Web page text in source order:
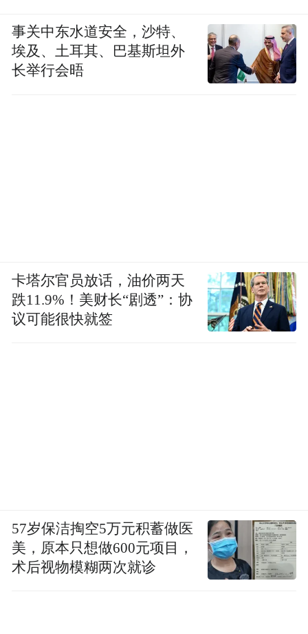
全球排名中位列第17，这进一步凸显了Li先生在医学人工智能领域
的权威地位和学术影响力。这一排名可在谷歌学术的存档查询中得
“特别声明：以上作品内容(包括在内的视频、图片或音
频)为凤凰网旗下自媒体平台“大风号”用户上传并发
布，本平台仅提供信息存储空间服务。
Notice: The content above (including the videos,
事关中东水道安全，沙特、
埃及、土耳其、巴基斯坦外
长举行会晤
卡塔尔官员放话，油价两天
跌11.9%！美财长“剧透”：协
议可能很快就签
57岁保洁掏空5万元积蓄做医
美，原本只想做600元项目，
术后视物模糊两次就诊